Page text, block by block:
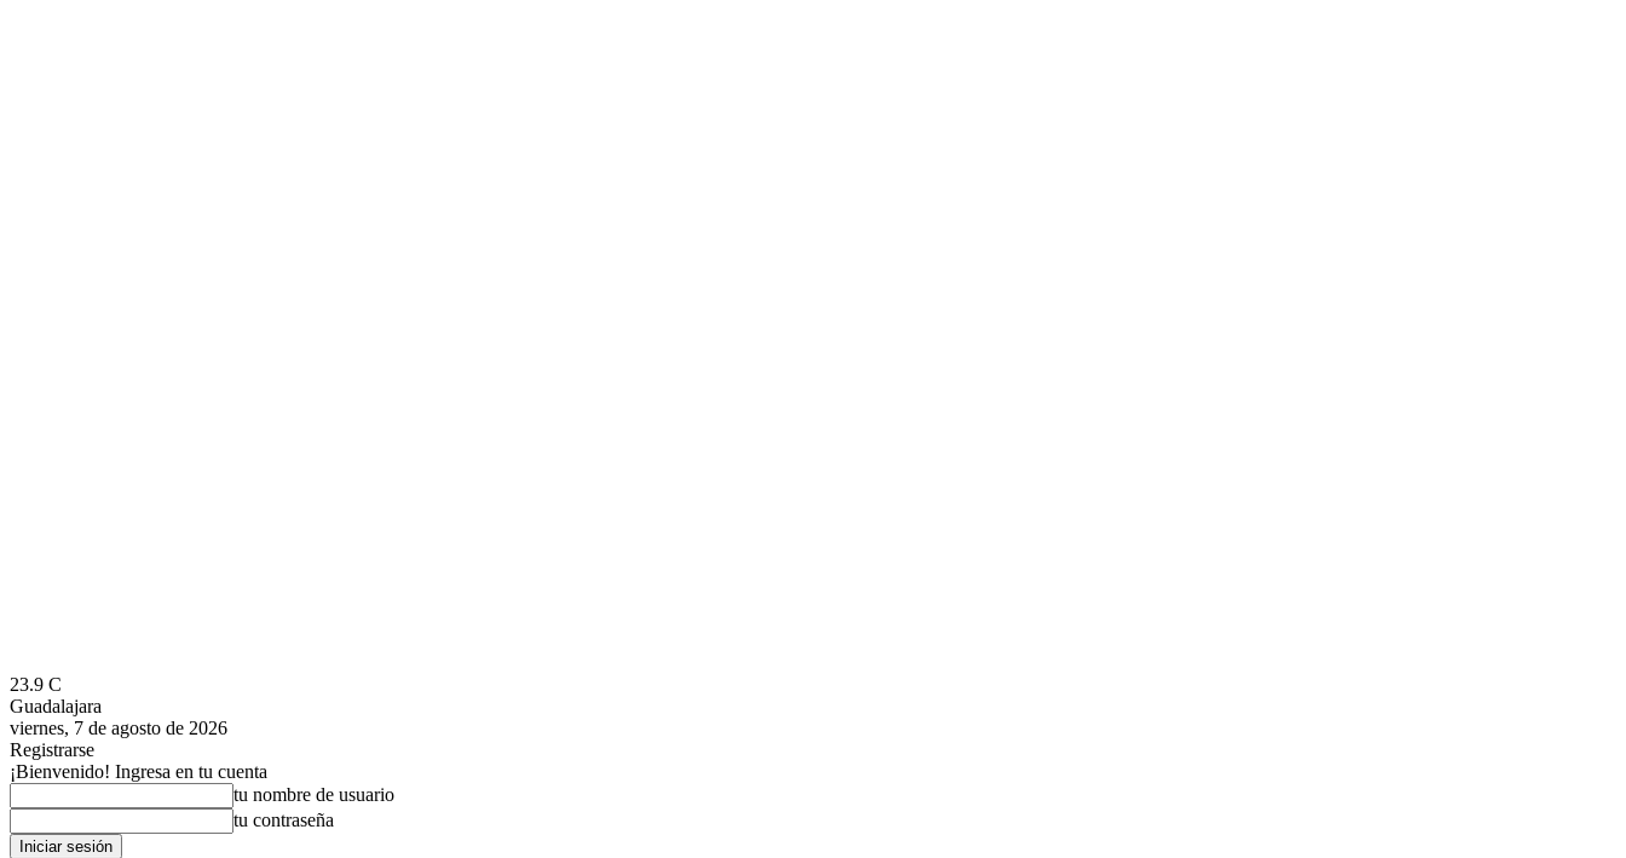
23.9 C
Guadalajara
viernes, 7 de agosto de 2026
Registrarse
¡Bienvenido! Ingresa en tu cuenta
tu nombre de usuario
tu contraseña